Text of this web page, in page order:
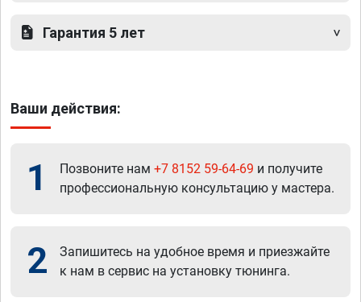
Гарантия 5 лет
Ваши действия:
1 Позвоните нам +7 8152 59-64-69 и получите
профессиональную консультацию у мастера.
2
Запишитесь на удобное время и приезжайте
к нам в сервис на установку тюнинга.